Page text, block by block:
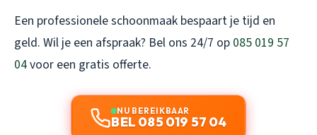
Een professionele schoonmaak bespaart je tijd en
geld. Wil je een afspraak? Bel ons 24/7 op 085 019 57
04voor een gratis offerte.
NU BEREIKBAAR
BEL 085 019 57 04